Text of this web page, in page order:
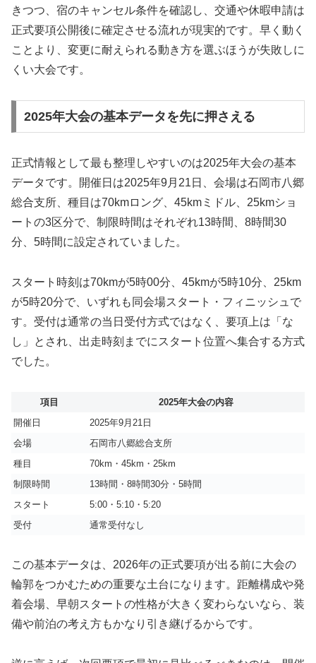
きつつ、宿のキャンセル条件を確認し、交通や休暇申請は
正式要項公開後に確定させる流れが現実的です。早く動く
ことより、変更に耐えられる動き方を選ぶほうが失敗しに
くい大会です。
2025年大会の基本データを先に押さえる
正式情報として最も整理しやすいのは2025年大会の基本
データです。開催日は2025年9月21日、会場は石岡市八郷
総合支所、種目は70kmロング、45kmミドル、25kmショ
ートの3区分で、制限時間はそれぞれ13時間、8時間30
分、5時間に設定されていました。
スタート時刻は70kmが5時00分、45kmが5時10分、25km
が5時20分で、いずれも同会場スタート・フィニッシュで
す。受付は通常の当日受付方式ではなく、要項上は「な
し」とされ、出走時刻までにスタート位置へ集合する方式
でした。
項目
2025年大会の内容
開催日
2025年9月21日
会場
石岡市八郷総合支所
種目
70km・45km・25km
制限時間
13時間・8時間30分・5時間
スタート
5:00・5:10・5:20
受付
通常受付なし
この基本データは、2026年の正式要項が出る前に大会の
輪郭をつかむための重要な土台になります。距離構成や発
着会場、早朝スタートの性格が大きく変わらないなら、装
備や前泊の考え方もかなり引き継げるからです。